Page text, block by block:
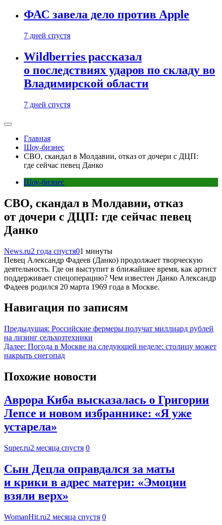
ФАС завела дело против Apple
7 дней спустя
Wildberries рассказал
о последствиях ударов по складу во
Владимирской области
7 дней спустя
Главная
Шоу-бизнес
СВО, скандал в Молдавии, отказ от дочери с ДЦП:
где сейчас певец Данко
Шоу-бизнес
СВО, скандал в Молдавии, отказ
от дочери с ДЦП: где сейчас певец
Данко
News.ru2 года спустя01 минуты
Певец Александр Фадеев (Данко) продолжает творческую
деятельность. Где он выступит в ближайшее время, как артист
поддерживает спецоперацию? Чем известен Данко Александр
Фадеев родился 20 марта 1969 года в Москве.
Навигация по записям
Предыдущая: Российские фермеры получат миллиард рублей
на лизинг сельхозтехники
Далее: Погода в Москве на следующей неделе: столицу может
накрыть снегопад
Похожие новости
Аврора Киба высказалась о Григории
Лепсе и новом избраннике: «Я уже
устарела»
Super.ru2 месяца спустя 0
Сын Децла оправдался за маты
и крики в адрес матери: «Эмоции
взяли верх»
WomanHit.ru2 месяца спустя 0